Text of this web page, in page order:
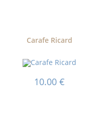
Carafe Ricard
10.00€